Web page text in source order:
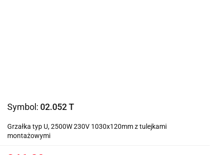
Symbol: 02.052 T
Grzałka typ U, 2500W 230V 1030x120mm z tulejkami
montażowymi